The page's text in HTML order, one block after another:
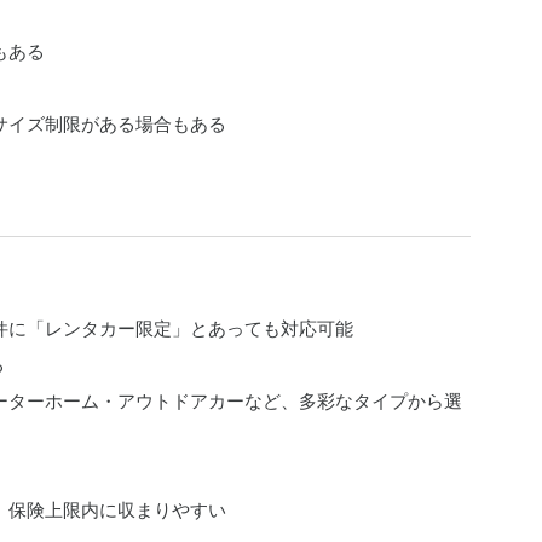
ある
ズ制限がある場合もある
「レンタカー限定」とあっても対応可能
ーホーム・アウトドアカーなど、多彩なタイプから選
険上限内に収まりやすい